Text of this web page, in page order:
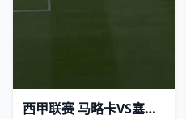
西甲联赛 马略卡VS塞尔塔 20250823